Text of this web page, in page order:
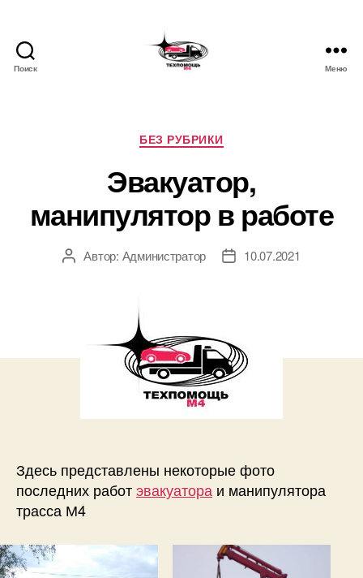
Поиск
Эвакуатор
320
км
М4
Меню
Рубрики
БЕЗ РУБРИКИ
Эвакуатор,
манипулятор в работе
АвторАвтор: Администратор
Дата10.07.2021
Здесь представлены некоторые фото
последних работэвакуатора и манипулятора
трасса М4